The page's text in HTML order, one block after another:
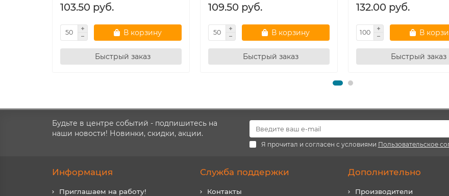
103.50 руб.
В корзину
Быстрый заказ
109.50 руб.
В корзину
Быстрый заказ
132.00 руб.
В
Быстрый заказ
Будьте в центре событий - подпишитесь на
наши новости! Новинки, скидки, акции.
Я прочитал и согласен с условиями Пользовательское
Информация
Приглашаем на работу!
Служба поддержки
Контакты
Дополнительно
Производители